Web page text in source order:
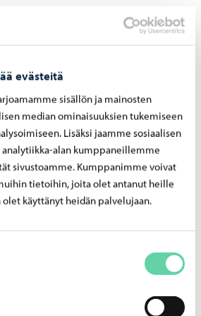
evästeitä
sisällön ja mainosten
median ominaisuuksien tukemiseen
Lisäksi jaamme sosiaalisen
analytiikka-alan kumppaneillemme
sivustoamme. Kumppanimme voivat
tietoihin, joita olet antanut heille
käyttänyt heidän palvelujaan.
- 05.05.2026